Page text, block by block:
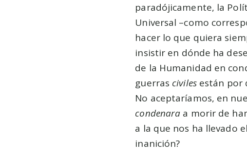
paradójicamente, la
Universal –como
hacer lo que quiera
insistir en dónde ha
de la Humanidad en
guerras civilesestán por
No aceptaríamos, en
condenara a morir de
a la que nos ha llevado
inanición?